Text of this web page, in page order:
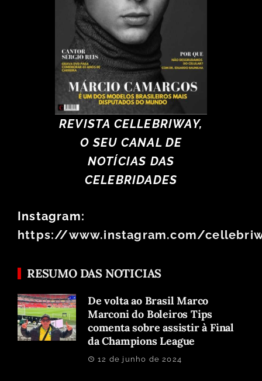
REVISTA CELLEBRIWAY,
O SEU CANAL DE
NOTÍCIAS DAS
CELEBRIDADES
Instagram:
https://www.instagram.com/
RESUMO DAS NOTICIAS
De volta ao Brasil Marco
Marconi do Boleiros Tips
comenta sobre assistir à Final
da Champions League
12 de junho de 2024